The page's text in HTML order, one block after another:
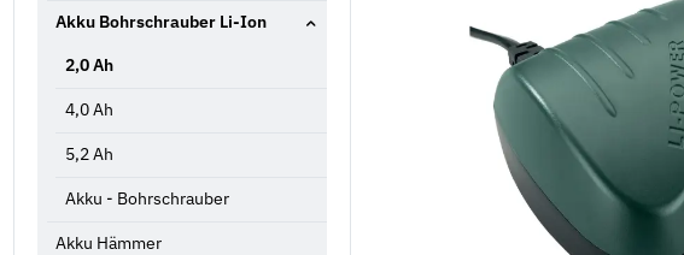
Akku Bohrschrauber Li-Ion
2,0 Ah
4,0 Ah
5,2 Ah
Akku - Bohrschrauber
Akku Hämmer